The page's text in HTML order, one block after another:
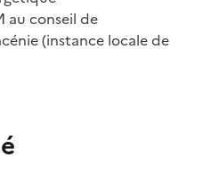
au conseil de
(instance locale de